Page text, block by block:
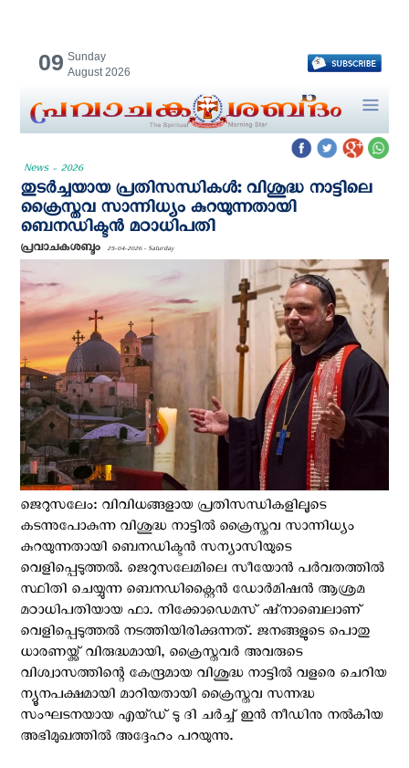
09 Sunday
August 2026
News - 2026
തുടര്‍ച്ചയായ പ്രതിസന്ധികള്‍: വിശുദ്ധ നാട്ടിലെ
ക്രൈസ്തവ സാന്നിധ്യം കുറയുന്നതായി
ബെനഡിക്ടന്‍ മഠാധിപതി
പ്രവാചകശബ്ദം 25-04-2026 - Saturday
ജെറുസലേം: വിവിധങ്ങളായ പ്രതിസന്ധികളിലൂടെ
കടന്നുപോകുന്ന വിശുദ്ധ നാട്ടില്‍ ക്രൈസ്തവ സാന്നിധ്യം
കുറയുന്നതായി ബെനഡിക്ടന്‍ സന്യാസിയുടെ
വെളിപ്പെടുത്തല്‍. ജെറുസലേമിലെ സീയോൻ പർവതത്തിൽ
സ്ഥിതി ചെയ്യുന്ന ബെനഡിക്റ്റൈൻ ഡോർമിഷൻ ആശ്രമ
മഠാധിപതിയായ ഫാ. നിക്കോഡെമസ് ഷ്നാബെലാണ്
വെളിപ്പെടുത്തല്‍ നടത്തിയിരിക്കുന്നത്. ജനങ്ങളുടെ പൊതു
ധാരണയ്ക്ക് വിരുദ്ധമായി, ക്രൈസ്തവര്‍ അവരുടെ
വിശ്വാസത്തിന്റെ കേന്ദ്രമായ വിശുദ്ധ നാട്ടില്‍ വളരെ ചെറിയ
ന്യൂനപക്ഷമായി മാറിയതായി ക്രൈസ്തവ സന്നദ്ധ
സംഘടനയായ എയ്ഡ് ടു ദി ചർച്ച് ഇൻ നീഡിനു നല്‍കിയ
അഭിമുഖത്തില്‍ അദ്ദേഹം പറയുന്നു.